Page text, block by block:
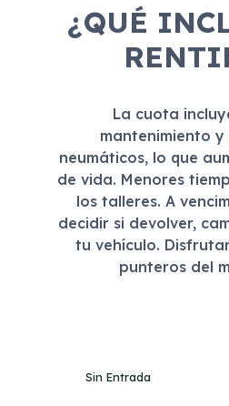
¿QUÉ
La cuota
mantenimiento y
neumáticos, lo que
de vida. Menores
los talleres. A
decidir si devolver,
tu vehículo.
punteros del
Sin Entrada